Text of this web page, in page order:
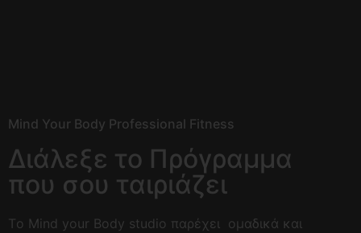
Mind Your Body Professional Fitness
Διάλεξε το Πρόγραμμα
που σου ταιριάζει
Tο Mind your Body studio παρέχει ομαδικά και